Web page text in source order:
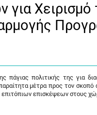
για
πολιτικής της για
μέτρα προς τον
επιτόπιων επισκέψεων στους